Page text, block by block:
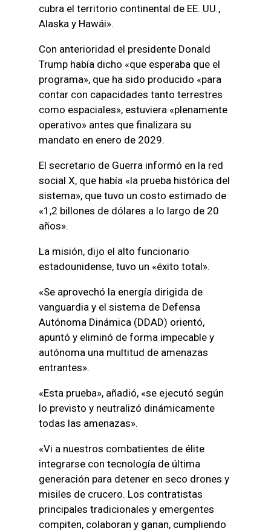
cubra el territorio continental de EE. UU.,
Alaska y Hawái».
Con anterioridad el presidente Donald
Trump había dicho «que esperaba que el
programa», que ha sido producido «para
contar con capacidades tanto terrestres
como espaciales», estuviera «plenamente
operativo» antes que finalizara su
mandato en enero de 2029.
El secretario de Guerra informó en la red
social X, que había «la prueba histórica ​​del
sistema», que tuvo un costo estimado de
«1,2 billones de dólares a lo largo de 20
años».
La misión, dijo el alto funcionario
estadounidense, tuvo un «éxito total».
«Se aprovechó la energía dirigida de
vanguardia y el sistema de Defensa
Autónoma Dinámica (DDAD) orientó,
apuntó y eliminó de forma impecable y
autónoma una multitud de amenazas
entrantes».
«Esta prueba», añadió, «se ejecutó según
lo previsto y neutralizó dinámicamente
todas las amenazas».
«Vi a nuestros combatientes de élite
integrarse con tecnología de última
generación para detener en seco drones y
misiles de crucero. Los contratistas
principales tradicionales y emergentes
compiten, colaboran y ganan, cumpliendo